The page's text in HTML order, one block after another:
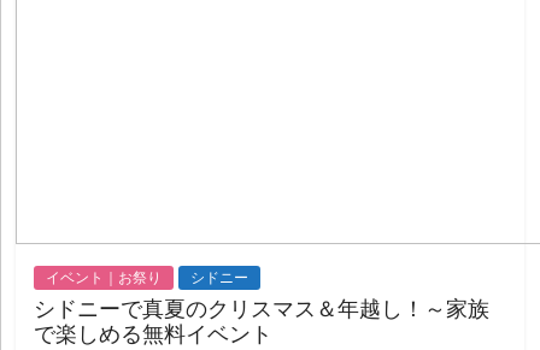
イベント｜お祭り シドニー
シドニーで真夏のクリスマス＆年越し！～家族
で楽しめる無料イベント